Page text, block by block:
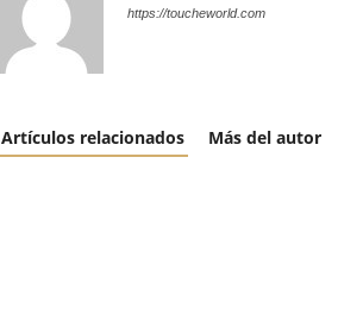
https://toucheworld.com
Artículos relacionados Más del autor